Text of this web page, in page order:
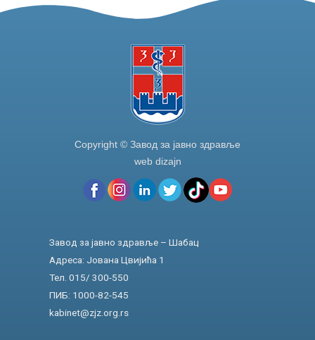
o
Copyright © Завод за јавно здравље
web dizajn
Завод за јавно здравље – Шабац
Адреса: Јована Цвијића 1
Тел. 015/ 300-550
ПИБ: 1000-82-545
kabinet@zjz.org.rs